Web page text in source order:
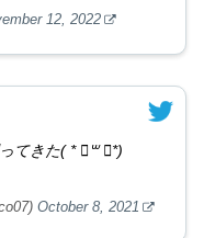
12, 2022
ってきた( * ॑꒳ ॑*)
October 8, 2021